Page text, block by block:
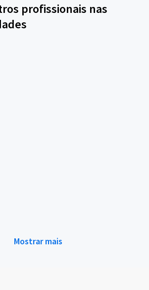
profissionais nas
Mostrar mais